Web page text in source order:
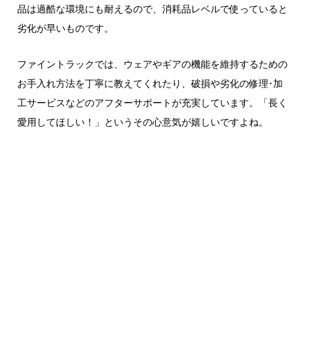
品は過酷な環境にも耐えるので、消耗品レベルで使っていると
劣化が早いものです。
ファイントラックでは、ウェアやギアの機能を維持するための
お手入れ方法を丁寧に教えてくれたり、破損や劣化の修理･加
工サービスなどのアフターサポートが充実しています。「長く
愛用してほしい！」というその心意気が嬉しいですよね。